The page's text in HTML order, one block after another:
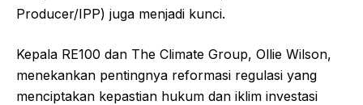
Producer/IPP) juga menjadi kunci.
Kepala RE100 dan The Climate Group, Ollie Wilson,
menekankan pentingnya reformasi regulasi yang
menciptakan kepastian hukum dan iklim investasi